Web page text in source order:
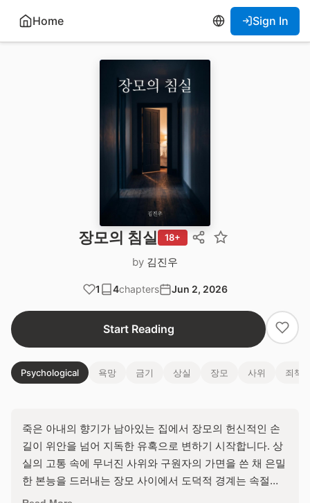
Home Sign In
장모의 침실 18+
by 김진우
1 4chapters Jun 2, 2026
Start Reading
Psychological 욕망 금기 상실 장모 사위 죄책
죽은 아내의 향기가 남아있는 집에서 장모의 헌신적인 손
길이 위안을 넘어 지독한 유혹으로 변하기 시작합니다. 상
실의 고통 속에 무너진 사위와 구원자의 가면을 쓴 채 은밀
한 본능을 드러내는 장모 사이에서 도덕적 경계는 속절없
이 허물어집니다. 이 금기된 탐닉의 끝에는 구원이 있을까